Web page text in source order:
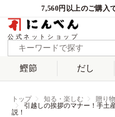
7,560円以上のご購入
公式ネットショップ
鰹節 だし
トップ 知る・楽しむ
贈り
引越しの挨拶のマナー！手土
説！